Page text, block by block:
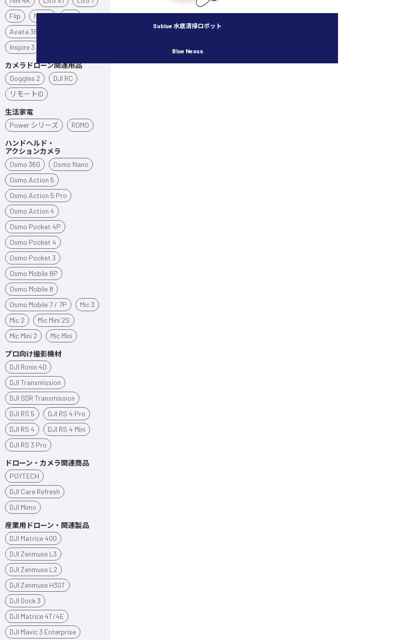
Sublue 水底清掃ロボット
Blue Nexus
Flip
Neo 2
Neo
Avata 360
Inspire 3
カメラドローン関連用品
Goggles 2
DJI RC
リモートID
生活家電
Power シリーズ
ROMO
ハンドヘルド・
アクションカメラ
Osmo 360
Osmo Nano
Osmo Action 6
Osmo Action 5 Pro
Osmo Action 4
Osmo Pocket 4P
Osmo Pocket 4
Osmo Pocket 3
Osmo Mobile 8P
Osmo Mobile 8
Osmo Mobile 7 / 7P
Mic 3
Mic 2
Mic Mini 2S
Mic Mini 2
Mic Mini
プロ向け撮影機材
DJI Ronin 4D
DJI Transmission
DJI SDR Transmission
DJI RS 5
DJI RS 4 Pro
DJI RS 4
DJI RS 4 Mini
DJI RS 3 Pro
ドローン・カメラ関連商品
PGYTECH
DJI Care Refresh
DJI Mimo
産業用ドローン・関連製品
DJI Matrice 400
DJI Zenmuse L3
DJI Zenmuse L2
DJI Zenmuse H30T
DJI Dock 3
DJI Matrice 4T/4E
DJI Mavic 3 Enterprise